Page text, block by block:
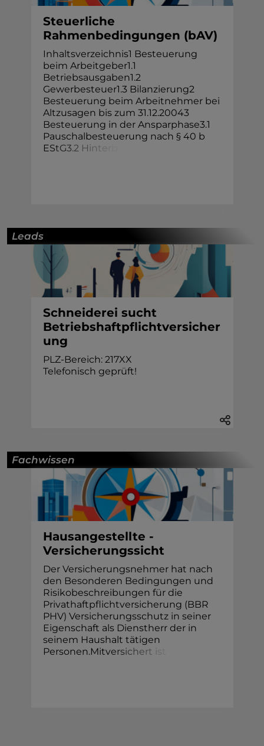
Steuerliche
Rahmenbedingungen (bAV)
Inhaltsverzeichnis1 Besteuerung
beim Arbeitgeber1.1
Betriebsausgaben1.2
Gewerbesteuer1.3 Bilanzierung2
Besteuerung beim Arbeitnehmer bei
Altzusagen bis zum 31.12.20043
Besteuerung in der Ansparphase3.1
Pauschalbesteuerung nach § 40 b
EStG3.2 H inte
Leads
Schneiderei sucht
Betriebshaftpflichtversicher
ung
PLZ-Bereich: 217XX
Telefonisch geprüft!
Fachwissen
Hausangestellte -
Versicherungssicht
Der Versicherungsnehmer hat nach
den Besonderen Bedingungen und
Risikobeschreibungen für die
Privathaftpflichtversicherung (BBR
PHV) Versicherungsschutz in seiner
Eigenschaft als Dienstherr der in
seinem Haushalt tätigen
Personen.Mitversichert is